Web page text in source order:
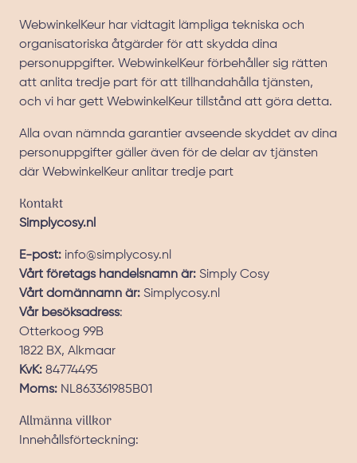
WebwinkelKeur har vidtagit lämpliga tekniska och
organisatoriska åtgärder för att skydda dina
personuppgifter. WebwinkelKeur förbehåller sig rätten
att anlita tredje part för att tillhandahålla tjänsten,
och vi har gett WebwinkelKeur tillstånd att göra detta.
Alla ovan nämnda garantier avseende skyddet av dina
personuppgifter gäller även för de delar av tjänsten
där WebwinkelKeur anlitar tredje part
Kontakt
Simplycosy.nl
E-post: info@simplycosy.nl
Vårt företags handelsnamn är: Simply Cosy
Vårt domännamn är: Simplycosy.nl
Vår besöksadress:
Otterkoog 99B
1822 BX, Alkmaar
KvK: 84774495
Moms: NL863361985B01
Allmänna villkor
Innehållsförteckning: